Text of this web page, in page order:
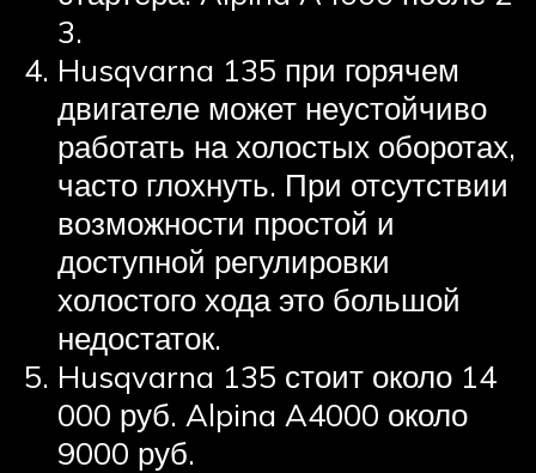
3.
Husqvarna 135 при горячем
двигателе может неустойчиво
работать на холостых оборотах,
часто глохнуть. При отсутствии
возможности простой и
доступной регулировки
холостого хода это большой
недостаток.
Husqvarna 135 стоит около 14
000 руб. Alpina A4000 около
9000 руб.